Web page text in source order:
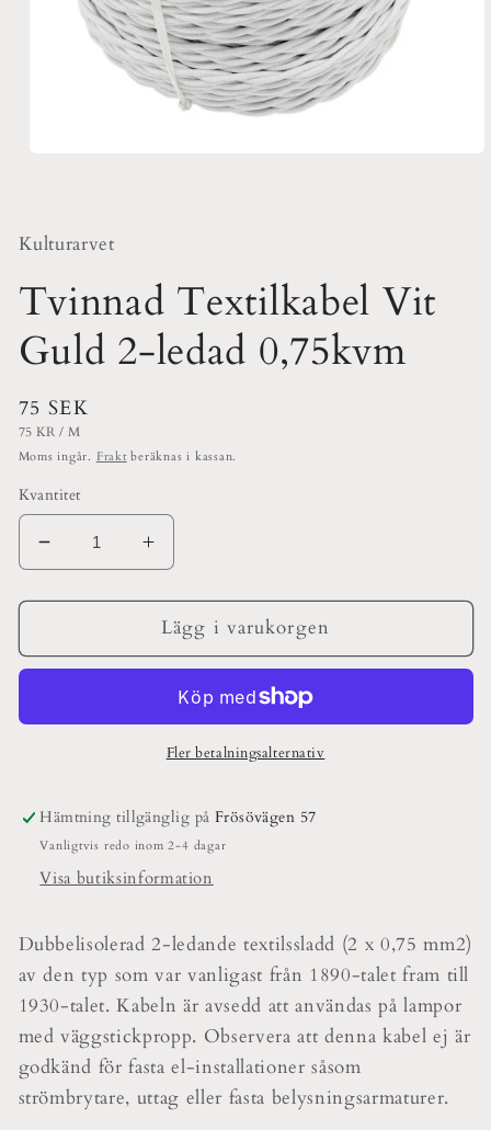
Kulturarvet
Tvinnad Textilkabel Vit
Guld 2-ledad 0,75kvm
Ordinarie
pris
75 SEK
ENHETSPRIS
75 KR / PER
M
Moms ingår. Fraktberäknas i kassan.
Kvantitet
Minska
kvantitet
för
Textilkabel
2-
Öka
kvantitet
för
Tvinnad
Textilkabel
Guld
2-
ledad
Lägg i varukorgen
Fler betalningsalternativ
Hämtning tillgänglig på Frösövägen 57
Vanligtvis redo inom 2-4 dagar
Visa butiksinformation
Dubbelisolerad 2-ledande textilssladd (2 x 0,75 mm2)
av den typ som var vanligast från 1890-talet fram till
1930-talet. Kabeln är avsedd att användas på lampor
med väggstickpropp. Observera att denna kabel ej är
godkänd för fasta el-installationer såsom
strömbrytare, uttag eller fasta belysningsarmaturer.